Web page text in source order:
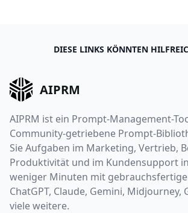
DIESE LINKS KÖNNTEN
AIPRM
AIPRM ist ein Prompt-Management-
Community-getriebene Prompt-
Sie Aufgaben im Marketing, Vertrieb,
Produktivität und im Kundensupport
weniger Minuten mit
ChatGPT, Claude, Gemini, Midjourney,
viele weitere.